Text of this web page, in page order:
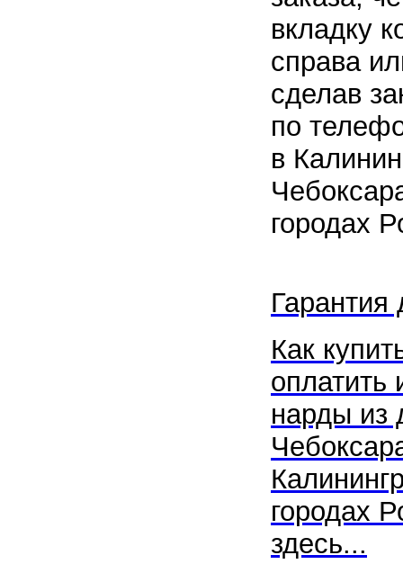
вкладку
справа
сделав
по
в
городах
Гарантия
Как
оплатить
нарды из
городах
здесь...